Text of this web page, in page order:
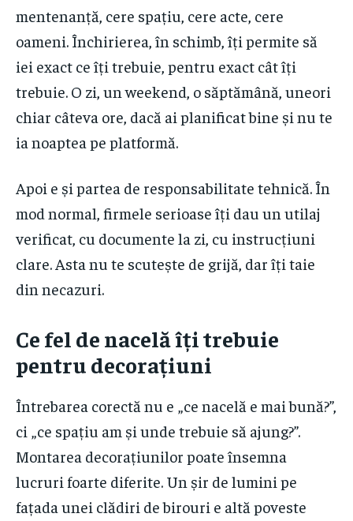
mentenanță, cere spațiu, cere acte, cere
oameni. Închirierea, în schimb, îți permite să
iei exact ce îți trebuie, pentru exact cât îți
trebuie. O zi, un weekend, o săptămână, uneori
chiar câteva ore, dacă ai planificat bine și nu te
ia noaptea pe platformă.
Apoi e și partea de responsabilitate tehnică. În
mod normal, firmele serioase îți dau un utilaj
verificat, cu documente la zi, cu instrucțiuni
clare. Asta nu te scutește de grijă, dar îți taie
din necazuri.
Ce fel de nacelă îți trebuie
pentru decorațiuni
Întrebarea corectă nu e „ce nacelă e mai bună?”,
ci „ce spațiu am și unde trebuie să ajung?”.
Montarea decorațiunilor poate însemna
lucruri foarte diferite. Un șir de lumini pe
fațada unei clădiri de birouri e altă poveste